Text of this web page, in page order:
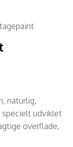
naturlig,
specielt udviklet
overflade,